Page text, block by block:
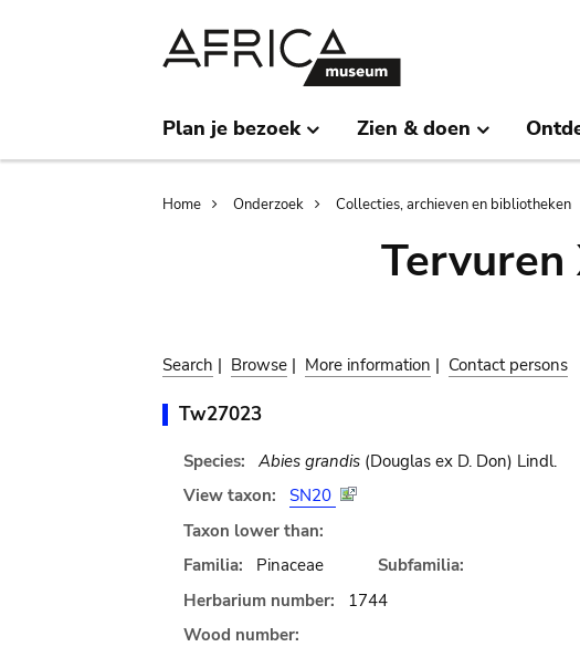
Plan je bezoek Zien & doen
Breadcrumb
Home Onderzoek Collecties, archieven en bibliotheken
Search | Browse | More information | Contact persons
Tw27023
Species: Abies grandis(Douglas ex D. Don) Lindl.
View taxon:
SN20
Taxon lower than:
Familia:
Pinaceae
Subfamilia:
Herbarium number:
1744
Wood number: